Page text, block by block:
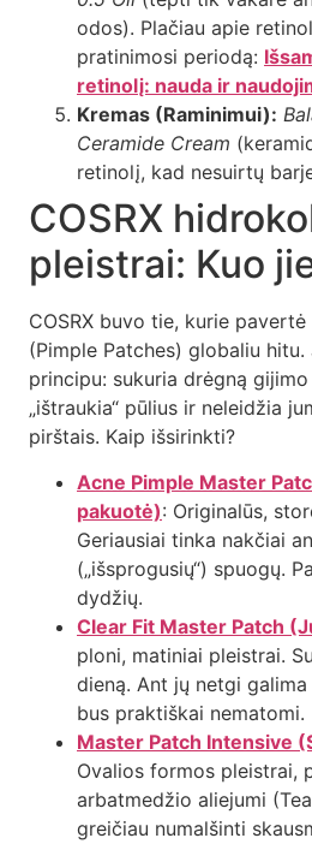
odos). Plačiau apie
pratinimosi periodą:
retinolį: nauda ir
Kremas (Raminimui):
Ceramide Cream
retinolį, kad nesuirtų
COSRX
pleistrai: Kuo
COSRX buvo tie, kurie
(Pimple Patches) globaliu
principu: sukuria drėgną
„ištraukia“ pūlius ir neleidžia
pirštais. Kaip išsirinkti?
Acne Pimple Master
pakuotė): Originalūs,
Geriausiai tinka nakčiai
(„išsprogusių“) spuogų.
dydžių.
Clear Fit Master Patch
ploni, matiniai pleistrai.
dieną. Ant jų netgi
bus praktiškai nematomi.
Master Patch Intensive
Ovalios formos pleistrai,
arbatmedžio aliejumi
greičiau numalšinti